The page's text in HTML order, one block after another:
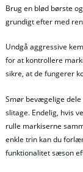
Brug en blød børste
grundigt efter med
Undgå aggressive
for at kontrollere
sikre, at de fungerer
Smør bevægelige
slitage. Endelig, hvis
rulle markiserne
enkle trin kan du
funktionalitet sæson